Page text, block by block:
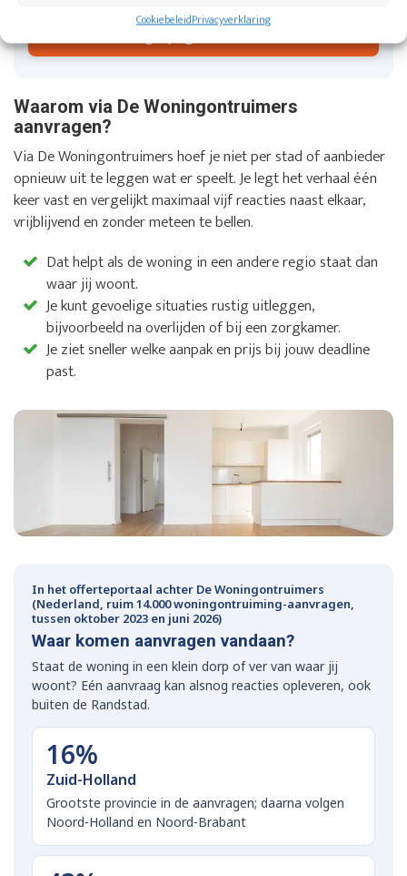
CookiebeleidPrivacyverklaring
Vergelijk gratis offertes
Waarom via De Woningontruimers
aanvragen?
Via De Woningontruimers hoef je niet per stad of aanbieder
opnieuw uit te leggen wat er speelt. Je legt het verhaal één
keer vast en vergelijkt maximaal vijf reacties naast elkaar,
vrijblijvend en zonder meteen te bellen.
Dat helpt als de woning in een andere regio staat dan
waar jij woont.
Je kunt gevoelige situaties rustig uitleggen,
bijvoorbeeld na overlijden of bij een zorgkamer.
Je ziet sneller welke aanpak en prijs bij jouw deadline
past.
In het offerteportaal achter De Woningontruimers
(Nederland, ruim 14.000 woningontruiming-aanvragen,
tussen oktober 2023 en juni 2026)
Waar komen aanvragen vandaan?
Staat de woning in een klein dorp of ver van waar jij
woont? Eén aanvraag kan alsnog reacties opleveren, ook
buiten de Randstad.
16%
Zuid-Holland
Grootste provincie in de aanvragen; daarna volgen
Noord-Holland en Noord-Brabant